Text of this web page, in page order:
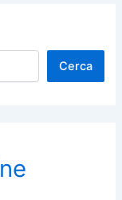
Cerca